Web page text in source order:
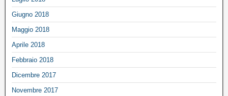
Giugno 2018
Maggio 2018
Aprile 2018
Febbraio 2018
Dicembre 2017
Novembre 2017